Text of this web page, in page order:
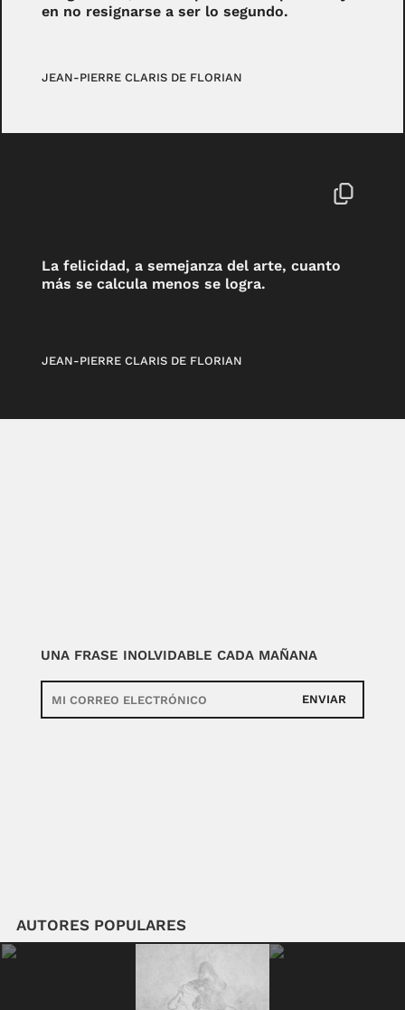
en no resignarse a ser lo segundo.
JEAN-PIERRE CLARIS DE FLORIAN
La felicidad, a semejanza del arte, cuanto
más se calcula menos se logra.
JEAN-PIERRE CLARIS DE FLORIAN
UNA FRASE INOLVIDABLE CADA MAÑANA
ENVIAR
AUTORES POPULARES